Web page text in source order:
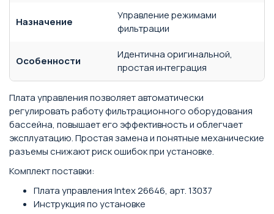
Назначение
Управление режимами
фильтрации
Особенности
Идентична оригинальной,
простая интеграция
Плата управления позволяет автоматически
регулировать работу фильтрационного оборудования
бассейна, повышает его эффективность и облегчает
эксплуатацию. Простая замена и понятные механические
разъемы снижают риск ошибок при установке.
Комплект поставки:
Плата управления Intex 26646, арт. 13037
Инструкция по установке